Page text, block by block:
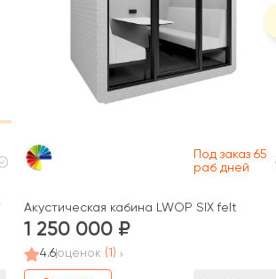
Под заказ 65
раб дней
Акустическая кабина LWOP SIX felt
1 250 000
4.6оценок (1)